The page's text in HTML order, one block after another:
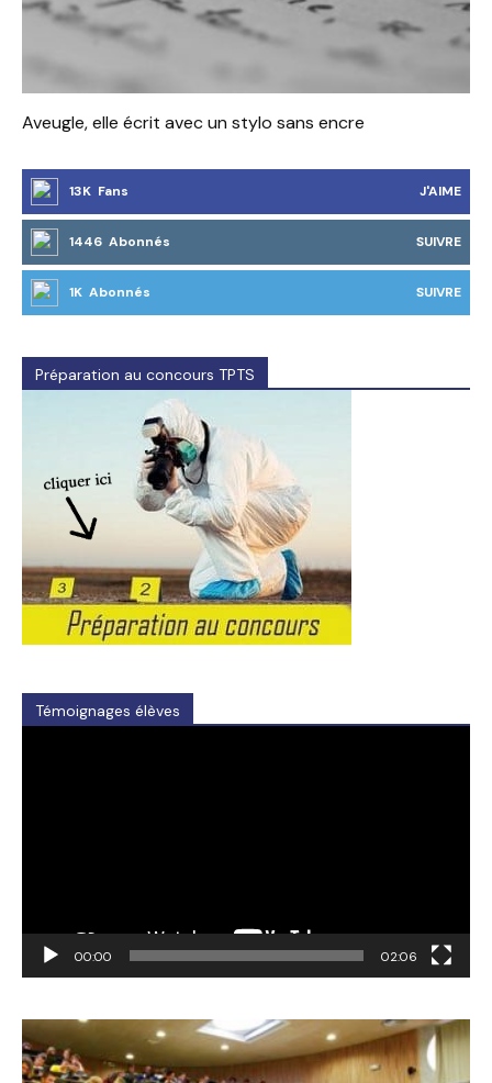
Aveugle, elle écrit avec un stylo sans encre
13K Fans J'AIME
1446 Abonnés SUIVRE
1K Abonnés SUIVRE
Préparation au concours TPTS
Témoignages élèves
00:00 02:06